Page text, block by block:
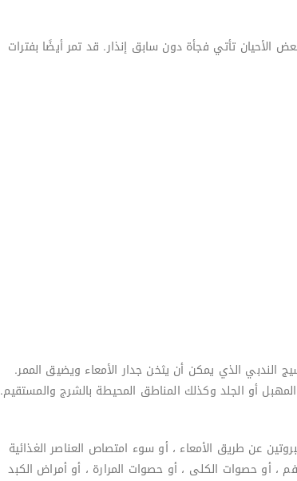
تأتي فجأة دون سابق إنذار. قد تمر أيضًا بفترات
الندبي الذي يمكن أن يثخن جدار الأمعاء ويضيق الممر.
أو الجلد وكذلك المناطق المحيطة بالشرج والمستقيم.
عن طريق الأمعاء ، أو سوء امتصاص العناصر الغذائية
، أو حصوات الكلى ، أو حصوات المرارة ، أو أمراض الكبد